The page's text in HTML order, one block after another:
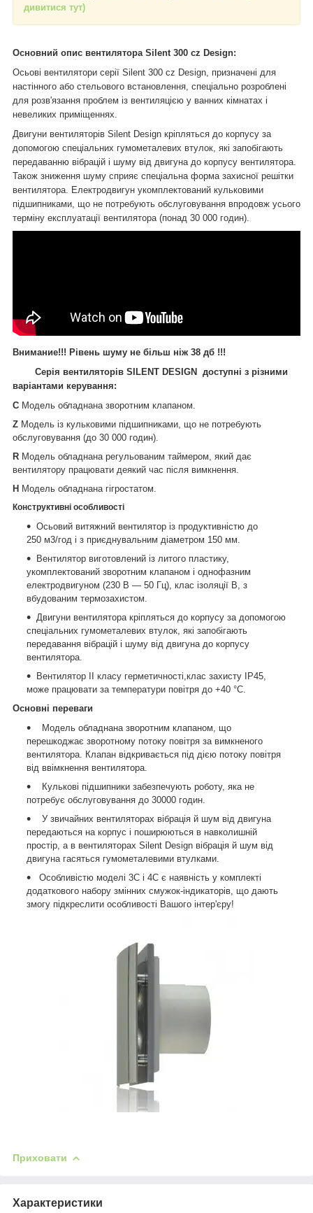
дивитися тут)
Основний опис вентилятора Silent 300 cz Design:
Осьові вентилятори серії Silent 300 cz Design, призначені для
настінного або стельового встановлення, спеціально розроблені
для розв'язання проблем із вентиляцією у ванних кімнатах і
невеликих приміщеннях.
Двигуни вентиляторів Silent Design кріпляться до корпусу за
допомогою спеціальних гумометалевих втулок, які запобігають
передаванню вібрацій і шуму від двигуна до корпусу вентилятора.
Також зниження шуму сприяє спеціальна форма захисної решітки
вентилятора. Електродвигун укомплектований кульковими
підшипниками, що не потребують обслуговування впродовж усього
терміну експлуатації вентилятора (понад 30 000 годин).
Внимание!!! Рівень шуму не більш ніж 38 дб !!!
Серія вентиляторів SILENT DESIGN доступні з різними
варіантами керування:
C Модель обладнана зворотним клапаном.
Z Модель із кульковими підшипниками, що не потребують
обслуговування (до 30 000 годин).
R Модель обладнана регульованим таймером, який дає
вентилятору працювати деякий час після вимкнення.
H Модель обладнана гігростатом.
Конструктивні особливості
Осьовий витяжний вентилятор із продуктивністю до
250 м3/год і з приєднувальним діаметром 150 мм.
Вентилятор виготовлений із литого пластику,
укомплектований зворотним клапаном і однофазним
електродвигуном (230 В — 50 Гц), клас ізоляції B, з
вбудованим термозахистом.
Двигуни вентилятора кріпляться до корпусу за допомогою
спеціальних гумометалевих втулок, які запобігають
передавання вібрацій і шуму від двигуна до корпусу
вентилятора.
Вентилятор II класу герметичності,клас захисту IP45,
може працювати за температури повітря до +40 °C.
Основні переваги
Модель обладнана зворотним клапаном, що
перешкоджає зворотному потоку повітря за вимкненого
вентилятора. Клапан відкривається під дією потоку повітря
від ввімкнення вентилятора.
Кулькові підшипники забезпечують роботу, яка не
потребує обслуговування до 30000 годин.
У звичайних вентиляторах вібрація й шум від двигуна
передаються на корпус і поширюються в навколишній
простір, а в вентиляторах Silent Design вібрація й шум від
двигуна гасяться гумометалевими втулками.
Особливістю моделі 3С і 4C є наявність у комплекті
додаткового набору змінних смужок-індикаторів, що дають
змогу підкреслити особливості Вашого інтер'єру!
Приховати
Характеристики